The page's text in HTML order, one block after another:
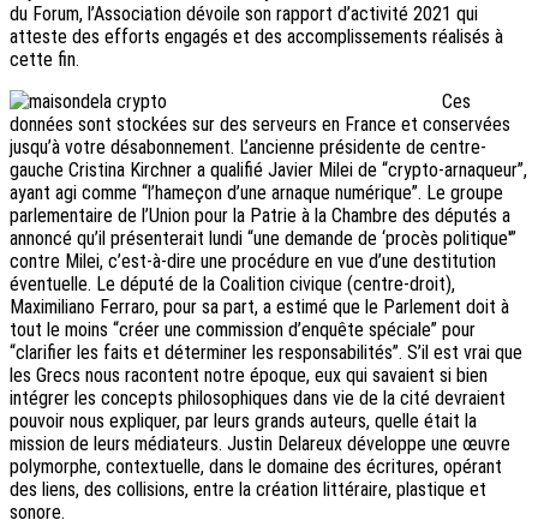
du Forum, l’Association dévoile son rapport d’activité 2021 qui
atteste des efforts engagés et des accomplissements réalisés à
cette fin.
Ces
données sont stockées sur des serveurs en France et conservées
jusqu’à votre désabonnement. L’ancienne présidente de centre-
gauche Cristina Kirchner a qualifié Javier Milei de “crypto-arnaqueur”,
ayant agi comme “l’hameçon d’une arnaque numérique”. Le groupe
parlementaire de l’Union pour la Patrie à la Chambre des députés a
annoncé qu’il présenterait lundi “une demande de ‘procès politique'”
contre Milei, c’est-à-dire une procédure en vue d’une destitution
éventuelle. Le député de la Coalition civique (centre-droit),
Maximiliano Ferraro, pour sa part, a estimé que le Parlement doit à
tout le moins “créer une commission d’enquête spéciale” pour
“clarifier les faits et déterminer les responsabilités”. S’il est vrai que
les Grecs nous racontent notre époque, eux qui savaient si bien
intégrer les concepts philosophiques dans vie de la cité devraient
pouvoir nous expliquer, par leurs grands auteurs, quelle était la
mission de leurs médiateurs. Justin Delareux développe une œuvre
polymorphe, contextuelle, dans le domaine des écritures, opérant
des liens, des collisions, entre la création littéraire, plastique et
sonore.